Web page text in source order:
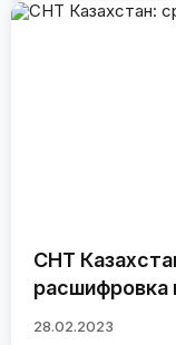
СНТ
расшифровка
28.02.2023